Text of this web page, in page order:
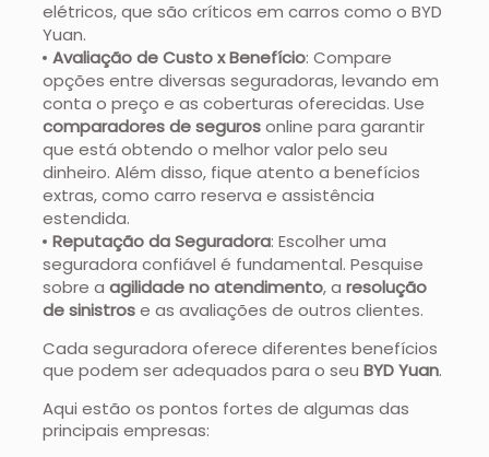
elétricos, que são críticos em carros como o BYD
Yuan.
Avaliação de Custo x Benefício: Compare
opções entre diversas seguradoras, levando em
conta o preço e as coberturas oferecidas. Use
comparadores de segurosonline para garantir
que está obtendo o melhor valor pelo seu
dinheiro. Além disso, fique atento a benefícios
extras, como carro reserva e assistência
estendida.
Reputação da Seguradora: Escolher uma
seguradora confiável é fundamental. Pesquise
sobre aagilidade no atendimento, aresolução
de sinistrose as avaliações de outros clientes.
Cada seguradora oferece diferentes benefícios
que podem ser adequados para o seuBYD Yuan.
Aqui estão os pontos fortes de algumas das
principais empresas: